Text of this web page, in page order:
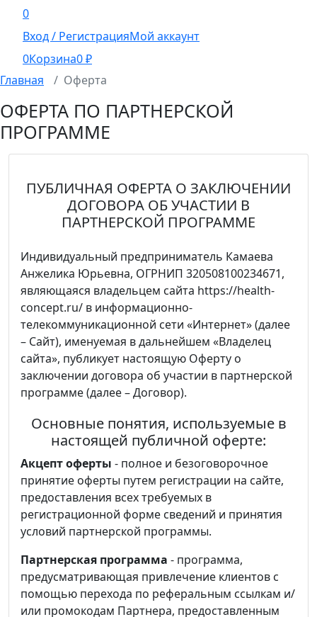
0
Вход / РегистрацияМой аккаунт
0Корзина0₽
Главная
Оферта
ОФЕРТА ПО ПАРТНЕРСКОЙ
ПРОГРАММЕ
ПУБЛИЧНАЯ ОФЕРТА О ЗАКЛЮЧЕНИИ
ДОГОВОРА ОБ УЧАСТИИ В
ПАРТНЕРСКОЙ ПРОГРАММЕ
Индивидуальный предприниматель Камаева
Анжелика Юрьевна, ОГРНИП 320508100234671,
являющаяся владельцем сайта https://health-
concept.ru/ в информационно-
телекоммуникационной сети «Интернет» (далее
– Сайт), именуемая в дальнейшем «Владелец
сайта», публикует настоящую Оферту о
заключении договора об участии в партнерской
программе (далее – Договор).
Основные понятия, используемые в
настоящей публичной оферте:
Акцепт оферты - полное и безоговорочное
принятие оферты путем регистрации на сайте,
предоставления всех требуемых в
регистрационной форме сведений и принятия
условий партнерской программы.
Партнерская программа - программа,
предусматривающая привлечение клиентов с
помощью перехода по реферальным ссылкам и/
или промокодам Партнера, предоставленным